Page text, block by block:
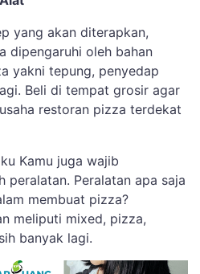
yang akan diterapkan,
dipengaruhi oleh bahan
yakni tepung, penyedap
Beli di tempat grosir agar
restoran pizza terdekat
Kamu juga wajib
peralatan. Peralatan apa saja
membuat pizza?
meliputi mixed, pizza,
banyak lagi.